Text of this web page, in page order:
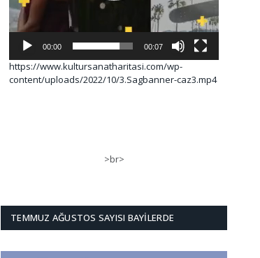
00:00 00:07
https://www.kultursanatharitasi.com/wp-
content/uploads/2022/10/3.Sagbanner-caz3.mp4
>br>
TEMMUZ AĞUSTOS SAYISI BAYILERDE